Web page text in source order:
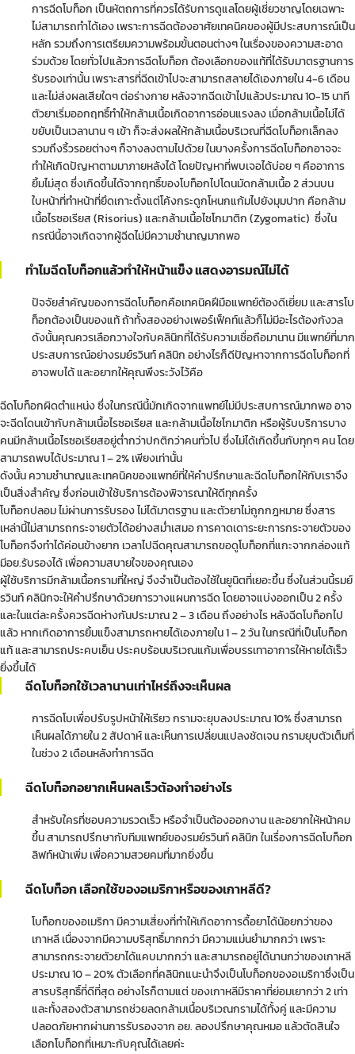
การฉีดโบท็อก เป็นหัตถการที่ควรได้รับการดูแลโดยผู้เชี่ยวชาญโดยเฉพาะ
ไม่สามารถทำได้เอง เพราะการฉีดต้องอาศัยเทคนิคของผู้มีประสบการณ์เป็น
หลัก รวมถึงการเตรียมความพร้อมขั้นตอนต่างๆ ในเรื่องของความสะอาด
ร่วมด้วย โดยทั่วไปแล้วการฉีดโบท็อก ต้องเลือกของแท้ที่ได้รับมาตรฐานการ
รับรองเท่านั้น เพราะสารที่ฉีดเข้าไปจะสามารถสลายได้เองภายใน 4-6 เดือน
และไม่ส่งผลเสียใดๆ ต่อร่างกาย หลังจากฉีดเข้าไปแล้วประมาณ 10-15 นาที
ตัวยาเริ่มออกฤทธิ์ทำให้กล้ามเนื้อเกิดอาการอ่อนแรงลง เมื่อกล้ามเนื้อไม่ได้
ขยับเป็นเวลานาน ๆ เข้า ก็จะส่งผลให้กล้ามเนื้อบริเวณที่ฉีดโบท็อกเล็กลง
รวมถึงริ้วรอยต่างๆ ก็จางลงตามไปด้วย ในบางครั้งการฉีดโบท็อกอาจจะ
ทำให้เกิดปัญหาตามมาภายหลังได้ โดยปัญหาที่พบเจอได้บ่อย ๆ คืออาการ
ยิ้มไม่สุด ซึ่งเกิดขึ้นได้จากฤทธิ์ของโบท็อกไปโดนมัดกล้ามเนื้อ 2 ส่วนบน
ใบหน้าที่ทำหน้าที่ยึดเกาะตั้งแต่โค้งกระดูกโหนกแก้มไปยังมุมปาก คือกล้าม
เนื้อไรซอเรียส (Risorius) และกล้ามเนื้อไซโกมาติก (Zygomatic) ซึ่งใน
กรณีนี้อาจเกิดจากผู้ฉีดไม่มีความชำนาญมากพอ
ทำไมฉีดโบท็อกแล้วทำให้หน้าแข็ง แสดงอารมณ์ไม่ได้
ปัจจัยสำคัญของการฉีดโบท็อกคือเทคนิคฝีมือแพทย์ต้องดีเยี่ยม และสารโบ
ท็อกต้องเป็นของแท้ ถ้าทั้งสองอย่างเพอร์เฟ็คท์แล้วก็ไม่มีอะไรต้องกังวล
ดังนั้นคุณควรเลือกวางใจกับคลินิกที่ได้รับความเชื่อถือมานาน มีแพทย์ที่มาก
ประสบการณ์อย่างรมย์รวินท์ คลินิก อย่างไรก็ดีปัญหาจากการฉีดโบท็อกที่
อาจพบได้ และอยากให้คุณพึงระวังไว้คือ
ฉีดโบท็อกผิดตำแหน่ง ซึ่งในกรณีนี้มักเกิดจากแพทย์ไม่มีประสบการณ์มากพอ อาจ
จะฉีดโดนเข้ากับกล้ามเนื้อไรซอเรียส และกล้ามเนื้อไซโกมาติก หรือผู้รับบริการบาง
คนมีกล้ามเนื้อไรซอเรียสอยู่ต่ำกว่าปกติกว่าคนทั่วไป ซึ่งไม่ได้เกิดขึ้นกับทุกๆ คน โดย
สามารถพบได้ประมาณ 1 – 2% เพียงเท่านั้น
ดังนั้น ความชำนาญและเทคนิคของแพทย์ที่ให้คำปรึกษาและฉีดโบท็อกให้กับเราจึง
เป็นสิ่งสำคัญ ซึ่งก่อนเข้าใช้บริการต้องพิจารณาให้ดีทุกครั้ง
โบท็อกปลอม ไม่ผ่านการรับรอง ไม่ได้มาตรฐาน และตัวยาไม่ถูกกฎหมาย ซึ่งสาร
เหล่านี้ไม่สามารถกระจายตัวได้อย่างสม่ำเสมอ การคาดเดาระยะการกระจายตัวของ
โบท็อกจึงทำได้ค่อนข้างยาก เวลาไปฉีดคุณสามารถขอดูโบท็อกที่แกะจากกล่องแท้
มีอย.รับรองได้ เพื่อความสบายใจของคุณเอง
ผู้ใช้บริการมีกล้ามเนื้อกรามที่ใหญ่ จึงจำเป็นต้องใช้ในยูนิตที่เยอะขึ้น ซึ่งในส่วนนี้รมย์
รวินท์ คลินิกจะให้คำปรึกษาด้วยการวางแผนการฉีด โดยอาจแบ่งออกเป็น 2 ครั้ง
และในแต่ละครั้งควรฉีดห่างกันประมาณ 2 – 3 เดือน ถึงอย่างไร หลังฉีดโบท็อกไป
แล้ว หากเกิดอาการยิ้มแข็งสามารถหายได้เองภายใน 1 – 2 วัน ในกรณีที่เป็นโบท็อก
แท้ และสามารถประคบเย็น ประคบร้อนบริเวณแก้มเพื่อบรรเทาอาการให้หายได้เร็ว
ยิ่งขึ้นได้
ฉีดโบท็อกใช้เวลานานเท่าไหร่ถึงจะเห็นผล
การฉีดโบเพื่อปรับรูปหน้าให้เรียว กรามจะยุบลงประมาณ 10% ซึ่งสามารถ
เห็นผลได้ภายใน 2 สัปดาห์ และเห็นการเปลี่ยนแปลงชัดเจน กรามยุบตัวเต็มที่
ในช่วง 2 เดือนหลังทำการฉีด
ฉีดโบท็อกอยากเห็นผลเร็วต้องทำอย่างไร
สำหรับใครที่ชอบความรวดเร็ว หรือจำเป็นต้องออกงาน และอยากให้หน้าคม
ขึ้น สามารถปรึกษากับทีมแพทย์ของรมย์รวินท์ คลินิก ในเรื่องการฉีดโบท็อก
ลิฟท์หน้าเพิ่ม เพื่อความสวยคมที่มากยิ่งขึ้น
ฉีดโบท็อก เลือกใช้ของอเมริกาหรือของเกาหลีดี?
โบท็อกของอเมริกา มีความเสี่ยงที่ทำให้เกิดอาการดื้อยาได้น้อยกว่าของ
เกาหลี เนื่องจากมีความบริสุทธิ์มากกว่า มีความแม่นยำมากกว่า เพราะ
สามารถกระจายตัวยาได้แคบมากกว่า และสามารถอยู่ได้นานกว่าของเกาหลี
ประมาณ 10 – 20% ตัวเลือกที่คลินิกแนะนำจึงเป็นโบท็อกของอเมริกาซึ่งเป็น
สารบริสุทธิ์ที่ดีที่สุด อย่างไรก็ตามแต่ ของเกาหลีมีราคาที่ย่อมเยากว่า 2 เท่า
และทั้งสองตัวสามารถช่วยลดกล้ามเนื้อบริเวณกรามได้ทั้งคู่ และมีความ
ปลอดภัยหากผ่านการรับรองจาก อย. ลองปรึกษาคุณหมอ แล้วตัดสินใจ
เลือกโบท็อกที่เหมาะกับคุณได้เลยค่ะ